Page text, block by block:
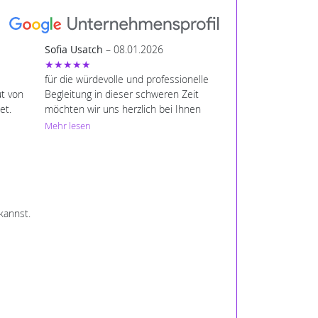
von
Sofia Usatch – 08.01.2026
★★★★★
für die würdevolle und professionelle
Begleitung in dieser schweren Zeit
möchten wir uns herzlich bei Ihnen
bedanken. Ihre einfühlsame Art, Ihre
Mehr lesen